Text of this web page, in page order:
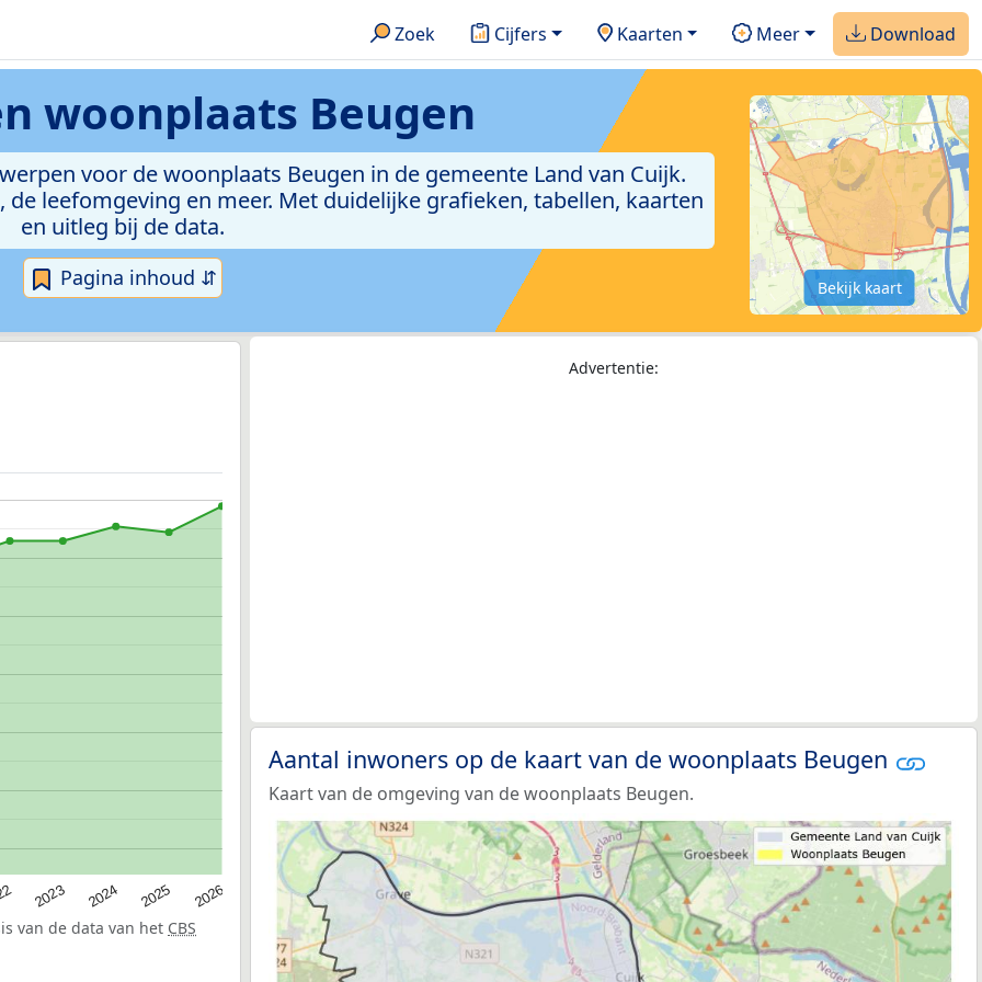
Zoek Cijfers Kaarten Meer Download
woonplaats Beugen
voor de woonplaats Beugen in de gemeente Land van Cuijk.
leefomgeving en meer. Met duidelijke grafieken, tabellen, kaarten
en uitleg bij de data.
Pagina inhoud ⇵ Bekijk kaart
2023 2024 2025 2026
van de data van het CBS
Advertentie:
Aantal inwoners op de kaart van de woonplaats Beugen
Kaart van de omgeving van de woonplaats Beugen.